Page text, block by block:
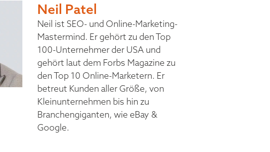
Neil Patel
Neil ist SEO- und Online-Marketing-
Mastermind. Er gehört zu den Top
100-Unternehmer der USA und
gehört laut dem Forbs Magazine zu
den Top 10 Online-Marketern. Er
betreut Kunden aller Größe, von
Kleinunternehmen bis hin zu
Branchengiganten, wie eBay &
Google.